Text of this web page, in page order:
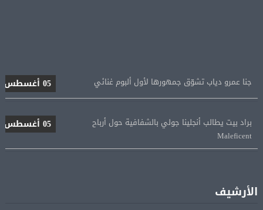
براد بيت يطالب أنجلينا جولي بالشفافية حول أرباح
Maleficent
منتخب مصر للكرة النسائية يخوض الليلة مباراة وداع أمم
الأرشيف